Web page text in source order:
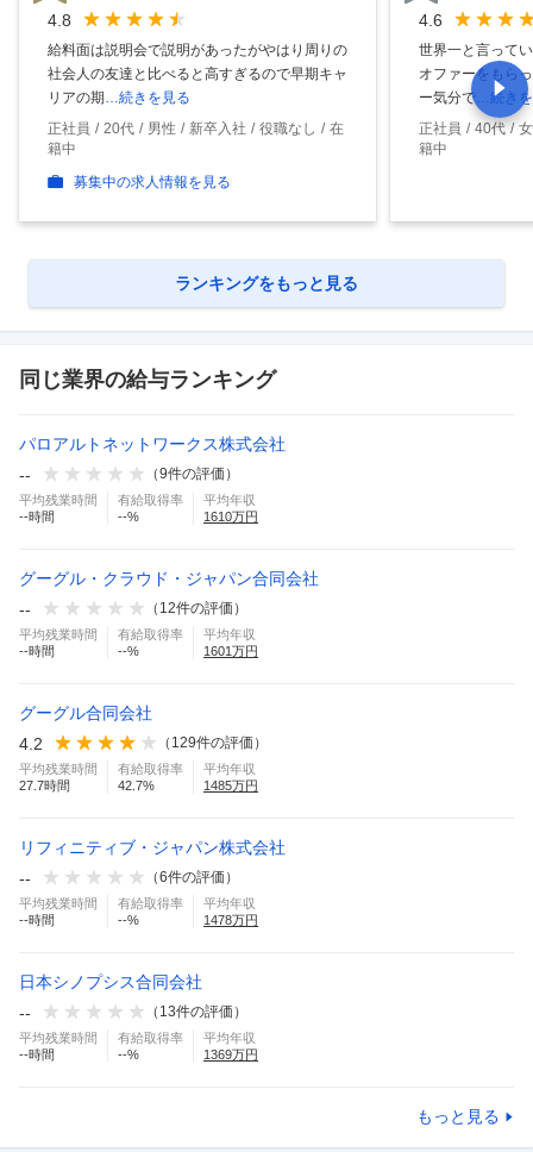
4.8
給料面は説明会で説明があったがやはり周りの
社会人の友達と比べると高すぎるので早期キャ
リアの期…続きを見る
正社員
20代 男性 新卒入社 役職なし
在
籍中
募集中の求人情報を見る
4.6
世界一と言って
オファーをもら
ー気分で…続き
正社員
40代
籍中
ランキングをもっと見る
同じ業界の給与ランキング
パロアルトネットワークス株式会社
--
（9件の評価）
平均残業時間
--時間
有給取得率
--%
平均年収
1610万円
グーグル・クラウド・ジャパン合同会社
--
（ 12件の評価）
平均残業時間
--時間
有給取得率
--%
平均年収
1601 万円
グーグル合同会社
4.2
（ 129件の評価）
平均残業時間
27.7時間
有給取得率
42.7%
平均年収
1485万円
リフィニティブ・ジャパン株式会社
--
（6件の評価）
平均残業時間
--時間
有給取得率
--%
平均年収
1478万円
日本シノプシス合同会社
--
（ 13件の評価）
平均残業時間
--時間
有給取得率
--%
平均年収
1369万円
もっと見る